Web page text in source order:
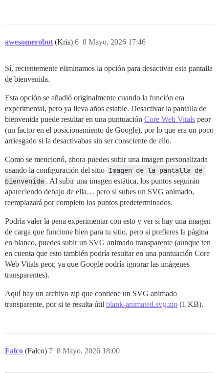
awesomerobot (Kris) 8 Mayo, 2026 17:46
6
Sí, recientemente eliminamos la opción para desactivar esta pantalla
de bienvenida.
Esta opción se añadió originalmente cuando la función era
experimental, pero ya lleva años estable. Desactivar la pantalla de
bienvenida puede resultar en una puntuación Core Web Vitals peor
(un factor en el posicionamiento de Google), por lo que era un poco
arriesgado si la desactivabas sin ser consciente de ello.
Como se mencionó, ahora puedes subir una imagen personalizada
usando la configuración del sitio Imagen de la pantalla de
bienvenida . Al subir una imagen estática, los puntos seguirán
apareciendo debajo de ella… pero si subes un SVG animado,
reemplazará por completo los puntos predeterminados.
Podría valer la pena experimentar con esto y ver si hay una imagen
de carga que funcione bien para tu sitio, pero si prefieres la página
en blanco, puedes subir un SVG animado transparente (aunque ten
en cuenta que esto también podría resultar en una puntuación Core
Web Vitals peor, ya que Google podría ignorar las imágenes
transparentes).
Aquí hay un archivo zip que contiene un SVG animado
transparente, por si te resulta útil blank-animated.svg.zip (1 KB).
Falco (Falco) 8 Mayo, 2026 18:00
7